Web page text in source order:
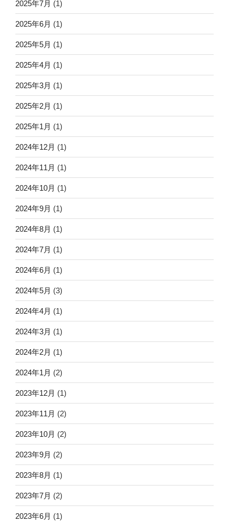
2025年7月 (1)
2025年6月 (1)
2025年5月 (1)
2025年4月 (1)
2025年3月 (1)
2025年2月 (1)
2025年1月 (1)
2024年12月 (1)
2024年11月 (1)
2024年10月 (1)
2024年9月 (1)
2024年8月 (1)
2024年7月 (1)
2024年6月 (1)
2024年5月 (3)
2024年4月 (1)
2024年3月 (1)
2024年2月 (1)
2024年1月 (2)
2023年12月 (1)
2023年11月 (2)
2023年10月 (2)
2023年9月 (2)
2023年8月 (1)
2023年7月 (2)
2023年6月 (1)